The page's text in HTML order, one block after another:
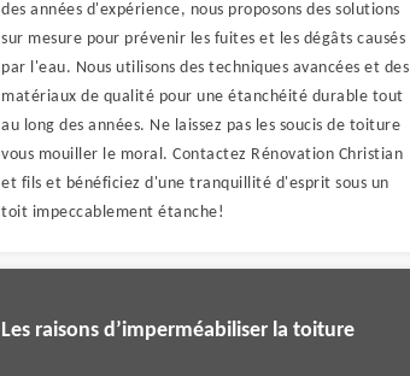
des années d'expérience, nous proposons des solutions
sur mesure pour prévenir les fuites et les dégâts causés
par l'eau. Nous utilisons des techniques avancées et des
matériaux de qualité pour une étanchéité durable tout
au long des années. Ne laissez pas les soucis de toiture
vous mouiller le moral. Contactez Rénovation Christian
et fils et bénéficiez d'une tranquillité d'esprit sous un
toit impeccablement étanche!
Les raisons d’imperméabiliser la toiture